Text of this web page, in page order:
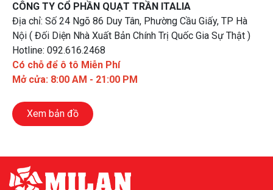
CÔNG TY CỔ PHẦN QUẠT TRẦN ITALIA
Địa chỉ: Số 24 Ngõ 86 Duy Tân, Phường Cầu Giấy, TP Hà
Nội ( Đối Diện Nhà Xuất Bản Chính Trị Quốc Gia Sự Thật )
Hotline: 092.616.2468
Có chỗ để ô tô Miễn Phí
Mở cửa: 8:00 AM - 21:00 PM
Xem bản đồ